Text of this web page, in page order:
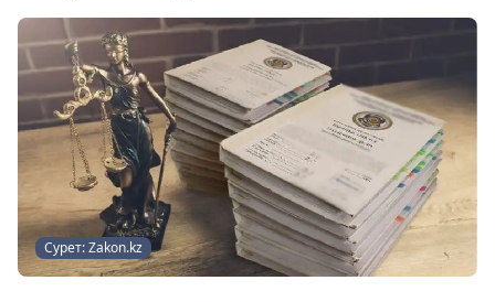
Сурет: Zakon.kz